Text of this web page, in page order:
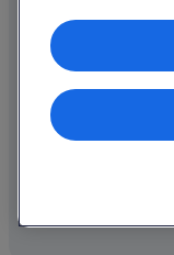
Internationale
© 2026 Expedia, Inc.,
vorbehalten. Expedia
Speichern von
Endgerät.
von
Liste der